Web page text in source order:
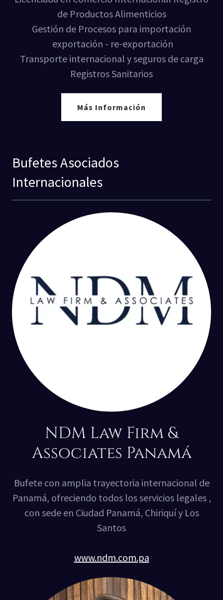
de Productos Alimenticios
Gestión de Procesos para importación
exportación - re-exportación
Transporte internacional y seguros de carga
Registros Sanitarios
Más Información
Bufetes Asociados
Internacionales
NDM Law Firm &
Associates Panamá
Bufete con amplia trayectoria internacional de
Panamá, ofreciendo todos los servicios legales ,
con sede en Ciudad Panamá, Chiriquí y Los
Santos
www.ndm.com.pa